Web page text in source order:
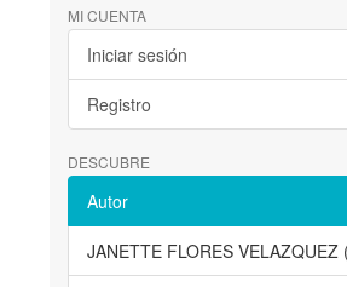
MI CUENTA
Iniciar sesión
Registro
DESCUBRE
Autor
JANETTE FLORES VELAZQUEZ